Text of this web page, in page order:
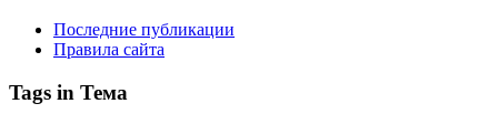
Последние публикации
Правила сайта
Tags in Тема